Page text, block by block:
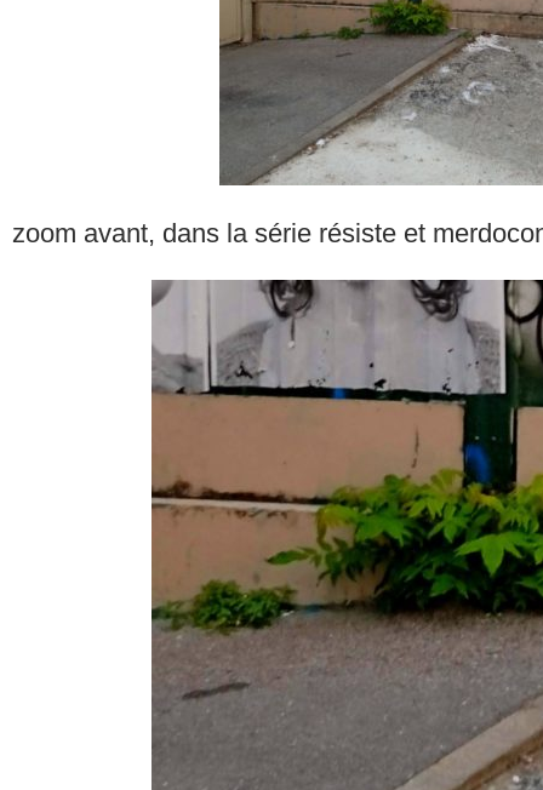
zoom avant, dans la série résiste et